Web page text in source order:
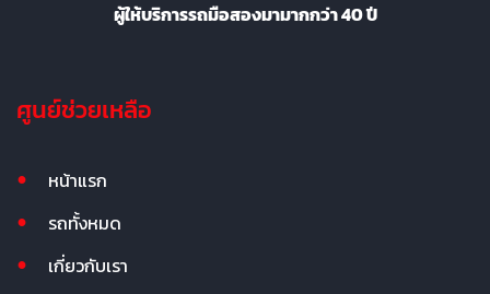
ผู้ให้บริการรถมือสองมามากกว่า 40 ปี
ศูนย์ช่วยเหลือ
หน้าแรก
รถทั้งหมด
เกี่ยวกับเรา